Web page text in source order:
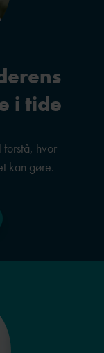
i tide
hvor
kan gøre.